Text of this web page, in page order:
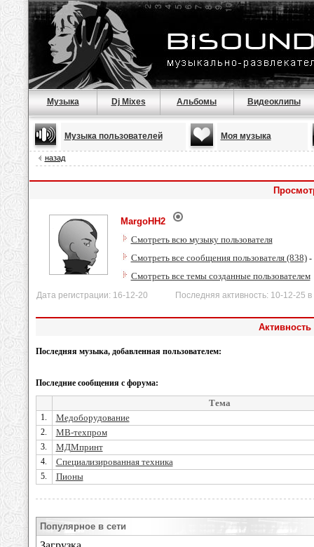
Музыка Dj Mixes Альбомы Видеоклипы
Музыка пользователей Моя музыка
назад
MargoHH2
Смотреть всю музыку пользователя
Смотреть все сообщения пользователя (838)-
Смотреть все темы созданные пользователем
Дата регистрации: 16-12-20 Последняя активность: 10-12-25 в
Активность
Последняя музыка, добавленная пользователем:
Последние сообщения с форума:
Тема
1. Медоборудование
2. МВ-техпром
3. МДМпринт
4. Специализированная техника
5. Пионы
Популярное в сети